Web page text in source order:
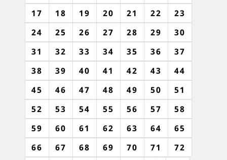
17
18 19 20 21 22
23
24
25 26 27 28 29
30
31
32 33 34 35 36
37
38
39 40 41 42 43
44
45
46 47 48 49 50
51
52
53 54 55 56 57
58
59
60 61 62 63 64
65
66
67 68 69 70 71
72